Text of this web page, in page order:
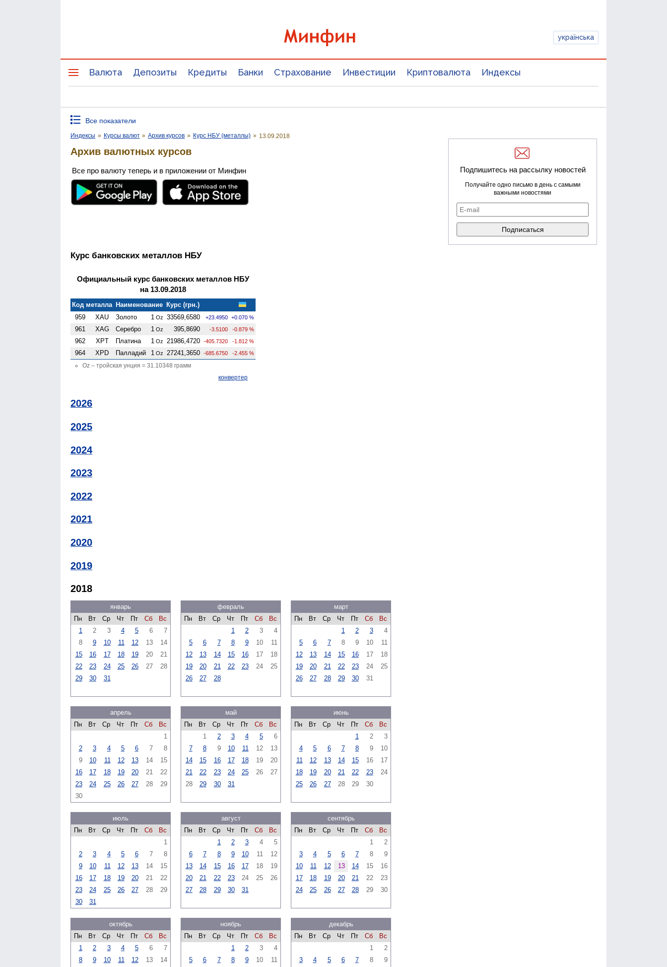
українська
Валюта Депозиты Кредиты Банки Страхование Инвестиции Криптовалюта Индексы
Все показатели
Индексы » Курсы валют » Архив курсов » Курс НБУ (металлы) » 13.09.2018
Архив валютных курсов
Все про валюту теперь и в приложении от Минфин
Курс банковских металлов НБУ
Официальный курс банковских металлов НБУ
на 13.09.2018
Код металла Наименование Курс (грн.)
959
XAU Золото 1 Oz 33569,6580 +23.4950 +0.070 %
961 XAG Серебро 1 Oz 395,8690 -3.5100 -0.879 %
962 XPT Платина 1 Oz 21986,4720 -405.7320 -1.812 %
964 XPD Палладий 1 Oz 27241,3650 -685.6750 -2.455 %
Oz – тройская унция = 31.10348 грамм
конвертер
2026
2025
2024
2023
2022
2021
2020
2019
2018
январь
Пн
Вт Ср Чт Пт Сб
Вс
1
2 3 4 5 6
7
8
9 10 11 12 13
14
15
16 17 18 19 20
21
22
23 24 25 26 27
28
29
30 31
февраль
Пн
Вт Ср Чт Пт Сб
Вс
1
2 3
4
5
6 7 8 9 10
11
12
13 14 15 16 17
18
19
20 21 22 23 24
25
26
27 28
март
Пн
Вт Ср Чт Пт Сб
Вс
1
2 3
4
5
6 7 8 9 10
11
12
13 14 15 16 17
18
19
20 21 22 23 24
25
26
27 28 29 30 31
апрель
Пн
Вт Ср Чт Пт Сб
Вс
1
2
3 4 5 6 7
8
9
10 11 12 13 14
15
16
17 18 19 20 21
22
23
24 25 26 27 28
29
30
май
Пн
Вт Ср Чт Пт Сб
Вс
1
2 3 4 5
6
7
8 9 10 11 12
13
14
15 16 17 18 19
20
21
22 23 24 25 26
27
28
29 30 31
июнь
Пн
Вт Ср Чт Пт Сб
Вс
1
2
3
4
5 6 7 8 9
10
11
12 13 14 15 16
17
18
19 20 21 22 23
24
25
26 27 28 29 30
июль
Пн
Вт Ср Чт Пт Сб
Вс
1
2
3 4 5 6 7
8
9
10 11 12 13 14
15
16
17 18 19 20 21
22
23
24 25 26 27 28
29
30
31
август
Пн
Вт Ср Чт Пт Сб
Вс
1
2 3 4
5
6
7 8 9 10 11
12
13
14 15 16 17 18
19
20
21 22 23 24 25
26
27
28 29 30 31
сентябрь
Пн
Вт Ср Чт Пт Сб
Вс
1
2
3
4 5 6 7 8
9
10
11 12 13 14 15
16
17
18 19 20 21 22
23
24
25 26 27 28 29 30
октябрь
Пн
Вт Ср Чт Пт Сб
Вс
1
2 3 4 5 6
7
8
9 10 11 12 13
14
ноябрь
Пн
Вт Ср Чт Пт Сб
Вс
1
2 3
4
5
6 7 8 9 10
11
декабрь
Пн
Вт Ср Чт Пт Сб
Вс
1
2
3
4 5 6 7 8
9
Подпишитесь на рассылку новостей
Получайте одно письмо в день с самыми
важными новостями